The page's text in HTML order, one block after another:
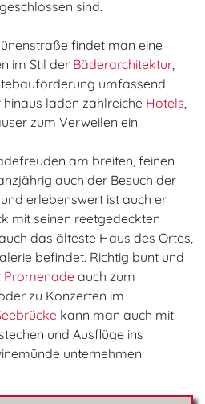
sind.
findet man eine
im Stil der Bäderarchitektur
umfassend
laden zahlreiche Hotels
zum Verweilen ein.
am breiten, feinen
auch der Besuch der
und erlebenswert ist auch er
mit seinen reetgedeckten
das älteste Haus des Ortes,
befindet. Richtig bunt und
Promenade auch zum
zu Konzerten im
kann man auch mit
und Ausflüge ins
unternehmen.